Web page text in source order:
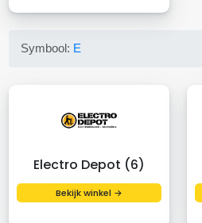
Symbool: E
Electro Depot (6)
Bekijk winkel →